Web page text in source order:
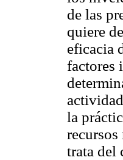
de las
quiere
eficacia
factores
la
trata del